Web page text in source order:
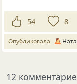
54 8
Опубликовала
12